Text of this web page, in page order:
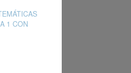
1 CON